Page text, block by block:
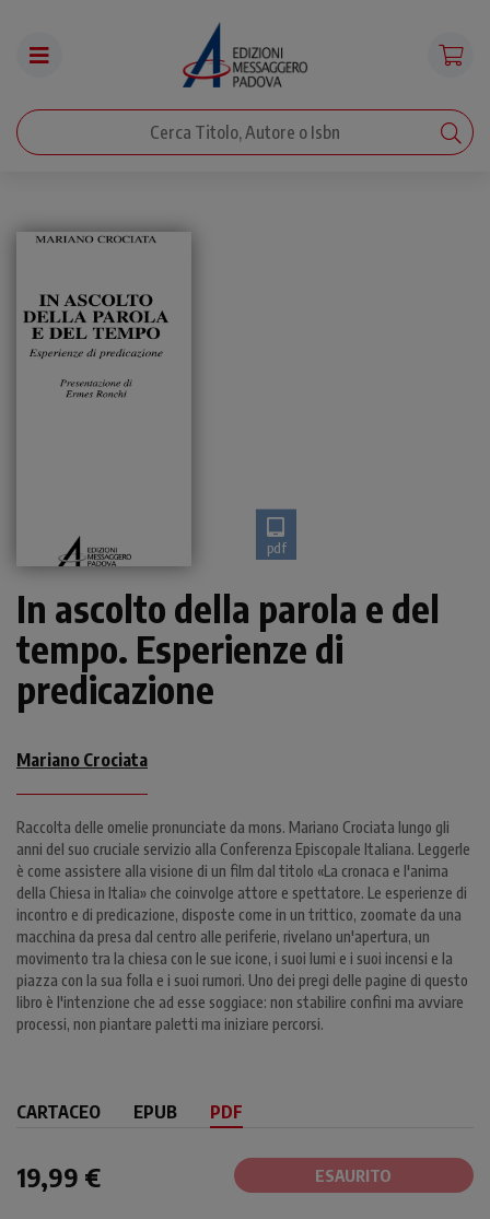
pdf
In ascolto della parola e del
tempo. Esperienze di
predicazione
Mariano Crociata
Raccolta delle omelie pronunciate da mons. Mariano Crociata lungo gli
anni del suo cruciale servizio alla Conferenza Episcopale Italiana. Leggerle
è come assistere alla visione di un film dal titolo «La cronaca e l'anima
della Chiesa in Italia» che coinvolge attore e spettatore. Le esperienze di
incontro e di predicazione, disposte come in un trittico, zoomate da una
macchina da presa dal centro alle periferie, rivelano un'apertura, un
movimento tra la chiesa con le sue icone, i suoi lumi e i suoi incensi e la
piazza con la sua folla e i suoi rumori. Uno dei pregi delle pagine di questo
libro è l'intenzione che ad esse soggiace: non stabilire confini ma avviare
processi, non piantare paletti ma iniziare percorsi.
CARTACEO EPUB PDF
19,99 € ESAURITO